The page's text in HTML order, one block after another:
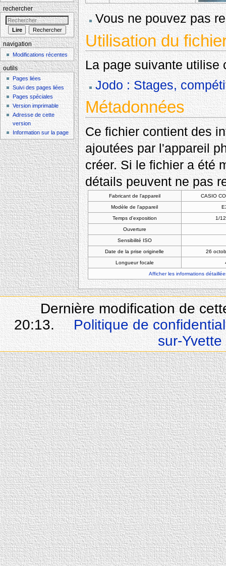
Vous ne pouvez pas
Utilisation du
La page suivante utilise
Jodo : Stages,
Métadonnées
Ce fichier contient des
ajoutées par l'appareil
créer. Si le fichier a été
détails peuvent ne pas
Fabricant de l'appareil
CASIO
Modèle de l'appareil
Temps d'exposition
1/
Ouverture
Sensibilité ISO
Date de la prise originelle
26
Longueur focale
Afficher les informations
rechercher
navigation
Modifications récentes
outils
Pages liées
Suivi des pages liées
Pages spéciales
Version imprimable
Adresse de cette
version
Information sur la page
Dernière modification de
20:13.
Politique de
sur-Yvette